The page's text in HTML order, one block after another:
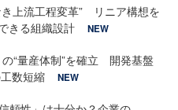
上流工程変革” リニア構想を
きる組織設計
NEW
“量産体制”を確立 開発基盤
数短縮
NEW